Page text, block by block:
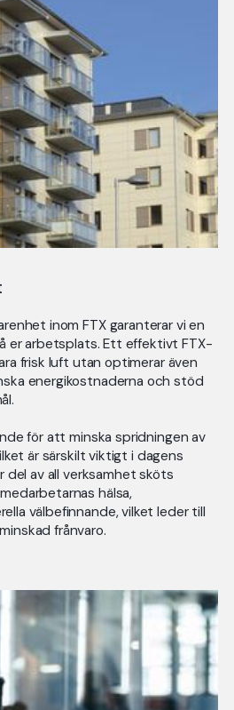
inom FTX garanterar vi en
er arbetsplats. Ett effektivt FTX-
frisk luft utan optimerar även
energikostnaderna och stöd
för att minska spridningen av
är särskilt viktigt i dagens
del av all verksamhet sköts
hälsa,
välbefinnande, vilket leder till
frånvaro.